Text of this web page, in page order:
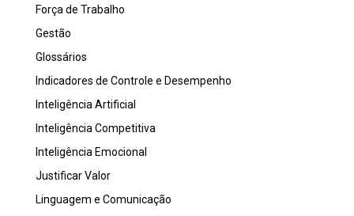
Força de Trabalho
Gestão
Glossários
Indicadores de Controle e Desempenho
Inteligência Artificial
Inteligência Competitiva
Inteligência Emocional
Justificar Valor
Linguagem e Comunicação